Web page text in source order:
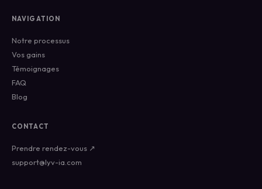
NAVIGATION
Notre processus
Vos gains
Témoignages
FAQ
Blog
CONTACT
Prendre rendez-vous ↗
support@lyv-ia.com